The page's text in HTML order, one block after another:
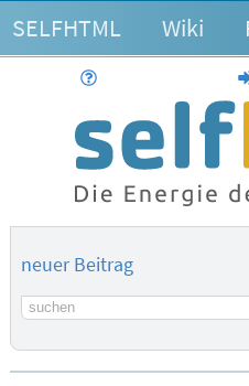
SELFHTML Wiki
neuer Beitrag
Suchbegriff